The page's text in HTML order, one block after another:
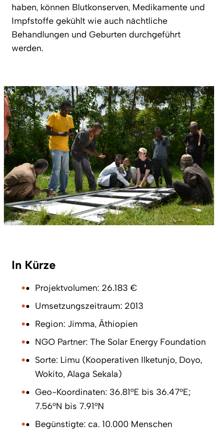
haben, können Blutkonserven, Medikamente und
Impfstoffe gekühlt wie auch nächtliche
Behandlungen und Geburten durchgeführt
werden.
In Kürze
Projektvolumen: 26.183 €
Umsetzungszeitraum: 2013
Region: Jimma, Äthiopien
NGO Partner: The Solar Energy Foundation
Sorte: Limu (Kooperativen Ilketunjo, Doyo,
Wokito, Alaga Sekala)
Geo-Koordinaten: 36.81°E bis 36.47°E;
7.56°N bis 7.91°N
Begünstigte: ca. 10.000 Menschen